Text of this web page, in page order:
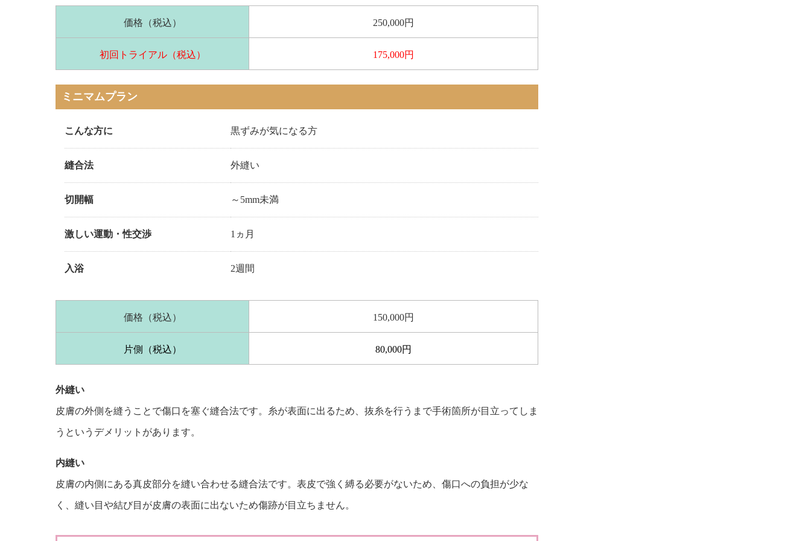
価格（税込） 250,000円
初回トライアル（税込） 175,000円
ミニマムプラン
こんな方に 黒ずみが気になる方
縫合法 外縫い
切開幅 ～5mm未満
激しい運動 ・性交渉 1ヵ月
入浴 2週間
価格（税込） 150,000円
片側（税込） 80,000円
外縫い
皮膚の外側を縫うことで傷口を塞ぐ縫合法です。糸が表面に出るため、抜糸を行うまで手術箇所が目立ってしま
うというデメリットがあります。
内縫い
皮膚の内側にある真皮部分を縫い合わせる縫合法です。表皮で強く縛る必要がないため、傷口への負担が少な
く、縫い目や結び目が皮膚の表面に出ないため傷跡が目立ちません。